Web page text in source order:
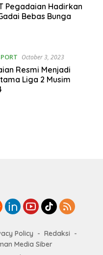
Pegadaian Hadirkan
Bebas Bunga
October 3, 2023
Resmi Menjadi
Liga 2 Musim
Policy
Redaksi
Media Siber